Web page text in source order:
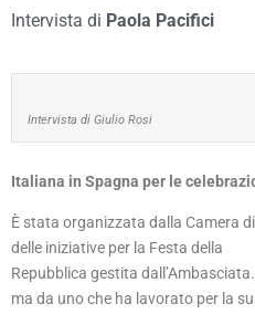
Intervista di Paola Pacifici
Intervista di Giulio Rosi
Italiana in Spagna per le
È stata organizzata dalla Camera
delle iniziative per la Festa della
Repubblica gestita
ma da uno che ha lavorato per la